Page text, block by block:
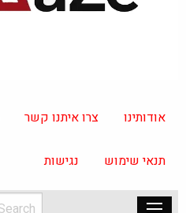
אודותינו צרו איתנו קשר
תנאי שימוש נגישות